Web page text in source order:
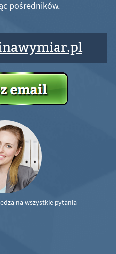
pośredników.
na wszystkie pytania